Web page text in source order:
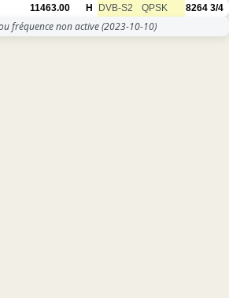
11463.00 H DVB-S2 QPSK 8264 3/4
fréquence non active(2023-10-10)